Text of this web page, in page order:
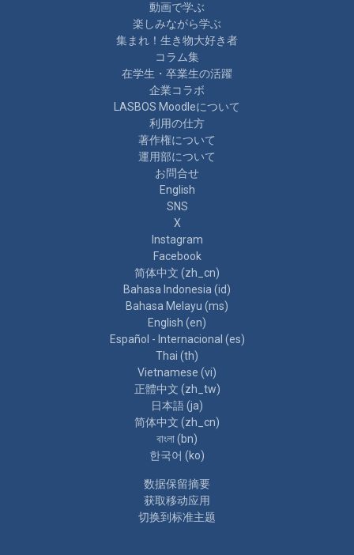
動画で学ぶ
楽しみながら学ぶ
集まれ！生き物大好き者
コラム集
在学生・卒業生の活躍
企業コラボ
LASBOS Moodleについて
利用の仕方
著作権について
運用部について
お問合せ
English
SNS
X
Instagram
Facebook
简体中文 ‎(zh_cn)‎
Bahasa Indonesia ‎(id)‎
Bahasa Melayu ‎(ms)‎
English ‎(en)‎
Español - Internacional ‎(es)‎
Thai ‎(th)‎
Vietnamese ‎(vi)‎
正體中文 ‎(zh_tw)‎
日本語 ‎(ja)‎
简体中文 ‎(zh_cn)‎
বাংলা ‎(bn)‎
한국어 ‎(ko)‎
‎数据保留摘要‎
获取移动应用
切换到标准主题